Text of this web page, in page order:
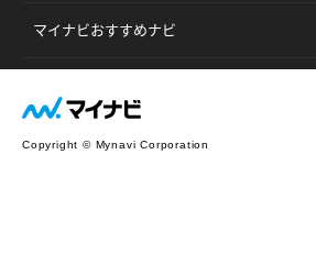
マイナビおすすめナビ
Copyright © Mynavi Corporation